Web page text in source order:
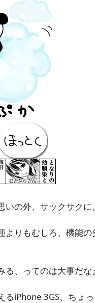
いの外、サックサクに
よりもむしろ、機能
る、ってのは大事だ
るiPhone 3GS、ちょ